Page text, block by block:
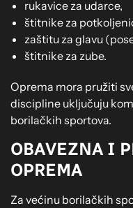
rukavice za udarce,
štitnike za
zaštitu za glavu
štitnike za zube.
Oprema mora pružiti
discipline uključuju
borilačkih sportova.
OBAVEZNA I
OPREMA
Za većinu borilačkih